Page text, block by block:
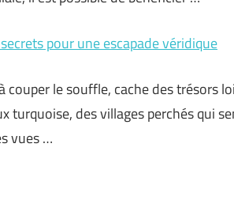
pour une escapade véridique
couper le souffle, cache des trésors
turquoise, des villages perchés qui
vues …